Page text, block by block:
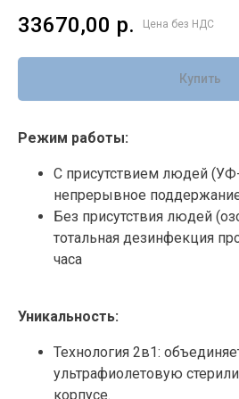
33670,00 р. Цена без НДС
Купить
Режим работы:
С присутствием людей
непрерывное
Без присутствия людей
тотальная дезинфекция
часа
Уникальность:
Технология 2в1:
ультрафиолетовую
корпусе.